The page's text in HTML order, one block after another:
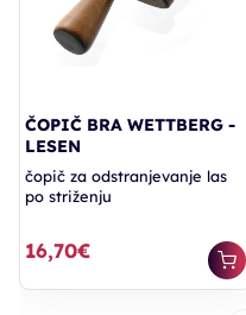
ČOPIČ BRA WETTBERG -
LESEN
čopič za odstranjevanje las
po striženju
16,70€